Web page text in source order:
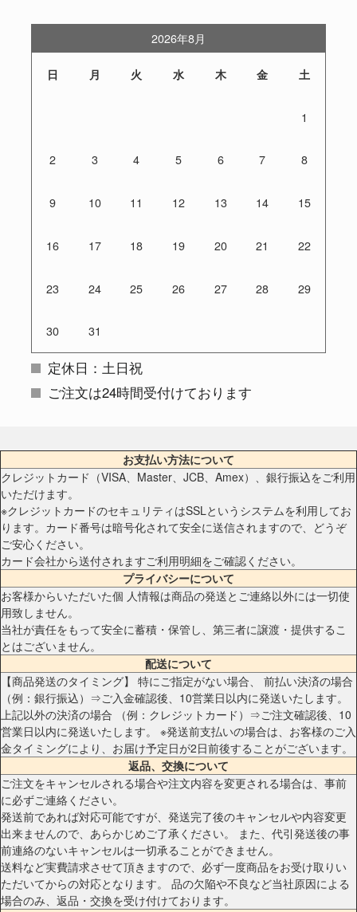
2026年8月
日 月 火 水 木 金 土
1
2 3 4 5 6 7 8
9 10 11 12 13 14 15
16 17 18 19 20 21 22
23 24 25 26 27 28 29
30 31
定休日：土日祝
ご注文は24時間受付けております
お支払い方法について
クレジットカード（VISA、Master、JCB、Amex）、銀行振込をご利用
いただけます。
※クレジットカードのセキュリティはSSLというシステムを利用してお
ります。カード番号は暗号化されて安全に送信されますので、どうぞ
ご安心ください。
カード会社から送付されますご利用明細をご確認ください。
プライバシーについて
お客様からいただいた個 人情報は商品の発送とご連絡以外には一切使
用致しません。
当社が責任をもって安全に蓄積・保管し、第三者に譲渡・提供するこ
とはございません。
配送について
【商品発送のタイミング】 特にご指定がない場合、 前払い決済の場合
（例：銀行振込）⇒ご入金確認後、10営業日以内に発送いたします。
上記以外の決済の場合 （例：クレジットカード）⇒ご注文確認後、10
営業日以内に発送いたします。 ※発送前支払いの場合は、お客様のご入
金タイミングにより、お届け予定日が2日前後することがございます。
返品、交換について
ご注文をキャンセルされる場合や注文内容を変更される場合は、事前
に必ずご連絡ください。
発送前であれば対応可能ですが、発送完了後のキャンセルや内容変更
出来ませんので、あらかじめご了承ください。 また、代引発送後の事
前連絡のないキャンセルは一切承ることができません。
送料など実費請求させて頂きますので、必ず一度商品をお受け取りい
ただいてからの対応となります。 品の欠陥や不良など当社原因による
場合のみ、返品・交換を受け付けております。